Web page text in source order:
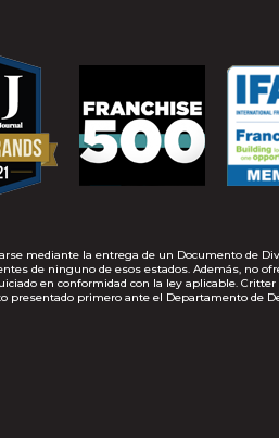
mediante la entrega de un Documento de
de ninguno de esos estados. Además, no
en conformidad con la ley aplicable. Critter
presentado primero ante el Departamento de